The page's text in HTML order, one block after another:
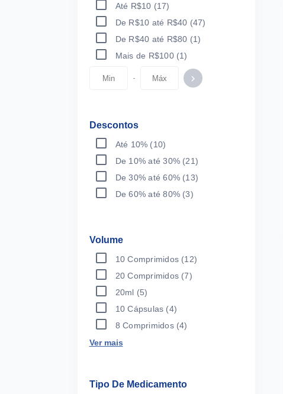
Até R$10 (17)
De R$10 até R$40 (47)
De R$40 até R$80 (1)
Mais de R$100 (1)
- keyboard_arrow_right
Descontos
Até 10% (10)
De 10% até 30% (21)
De 30% até 60% (13)
De 60% até 80% (3)
Volume
10 Comprimidos (12)
20 Comprimidos (7)
20ml (5)
10 Cápsulas (4)
8 Comprimidos (4)
Ver mais
Tipo De Medicamento